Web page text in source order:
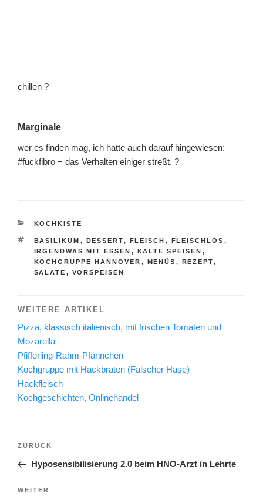
chillen ?
Marginale
wer es finden mag, ich hatte auch darauf hingewiesen:
#fuckfibro − das Verhalten einiger streßt. ?
KATEGORIEN
KOCHKISTE
SCHLAGWÖRTER
BASILIKUM , DESSERT, FLEISCH , FLEISCHLOS ,
IRGENDWAS MIT ESSEN , KALTE SPEISEN ,
KOCHGRUPPE HANNOVER , MENÜS , REZEPT,
SALATE , VORSPEISEN
WEITERE ARTIKEL
Pizza, klassisch italienisch, mit frischen Tomaten und
Mozarella
Pfifferling-Rahm-Pfännchen
Kochgruppe mit Hackbraten (Falscher Hase)
Hackfleisch
Kochgeschichten, Onlinehandel
Beitragsnavigation
Vorheriger
Beitrag
ZURÜCK
Hyposensibilisierung 2.0 beim HNO-Arzt in Lehrte
Nächster
WEITER